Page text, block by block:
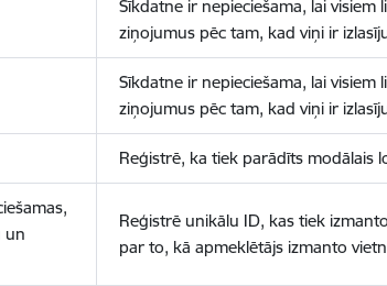
Sīkdatne ir nepieciešama, lai visiem
ziņojumus pēc tam, kad viņi ir
Sīkdatne ir nepieciešama, lai visiem
ziņojumus pēc tam, kad viņi ir
Reģistrē, ka tiek parādīts modālais
un
Reģistrē unikālu ID, kas tiek
par to, kā apmeklētājs izmanto